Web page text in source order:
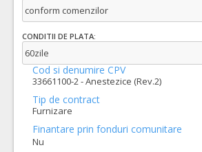
conform comenzilor
CONDITII DE PLATA:
60zile
Cod si denumire CPV
33661100-2 - Anestezice (Rev.2)
Tip de contract
Furnizare
Finantare prin fonduri comunitare
Nu